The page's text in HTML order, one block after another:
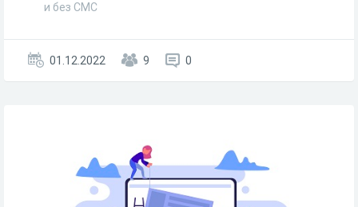
и без СМС
01.12.2022 9 0